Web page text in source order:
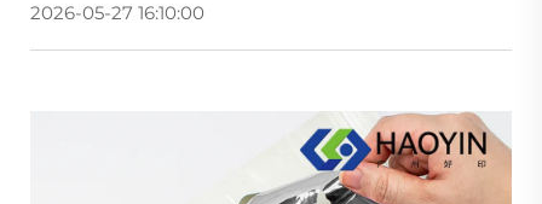
2026-05-27 16:10:00